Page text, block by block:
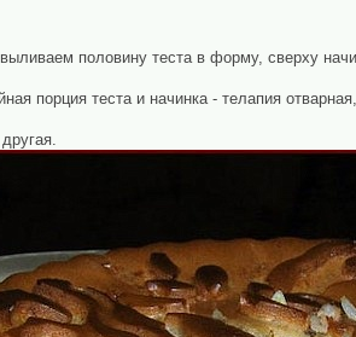
половину теста в форму, сверху
порция теста и начинка - телапия